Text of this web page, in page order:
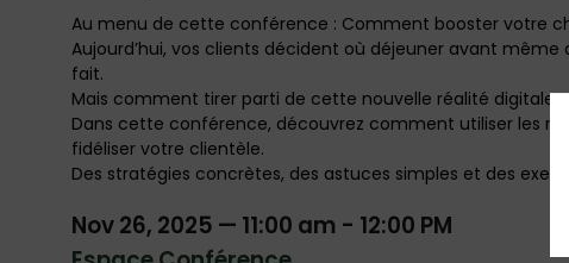
Au menu de cette conférence : Comment booster votre
Aujourd’hui, vos clients décident où déjeuner avant
fait.
Mais comment tirer parti de cette nouvelle réalité digitale
Dans cette conférence, découvrez comment utiliser les
fidéliser votre clientèle.
Des stratégies concrètes, des astuces simples et des
Nov 26, 2025 — 11:00 am - 12:00 PM